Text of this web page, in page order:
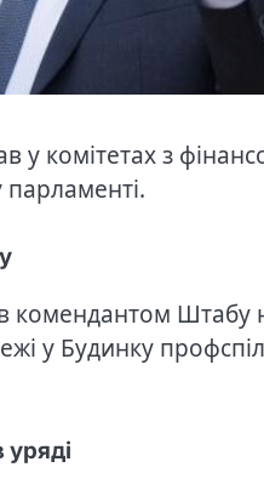
у комітетах з
комендантом
у Будинку